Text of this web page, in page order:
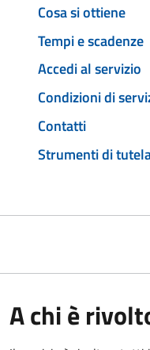
Cosa si ottiene
Tempi e scadenze
Accedi al servizio
Condizioni di
Contatti
Strumenti di
A chi è